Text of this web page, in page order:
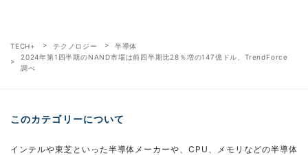
TECH+ テクノロジー
半導体
2024年第1四半期のNAND市場は前四半期比28％増の147億ドル、TrendForce
調べ
このカテゴリーについて
インテルや東芝といった半導体メーカーや、CPU、メモリなどの半導体